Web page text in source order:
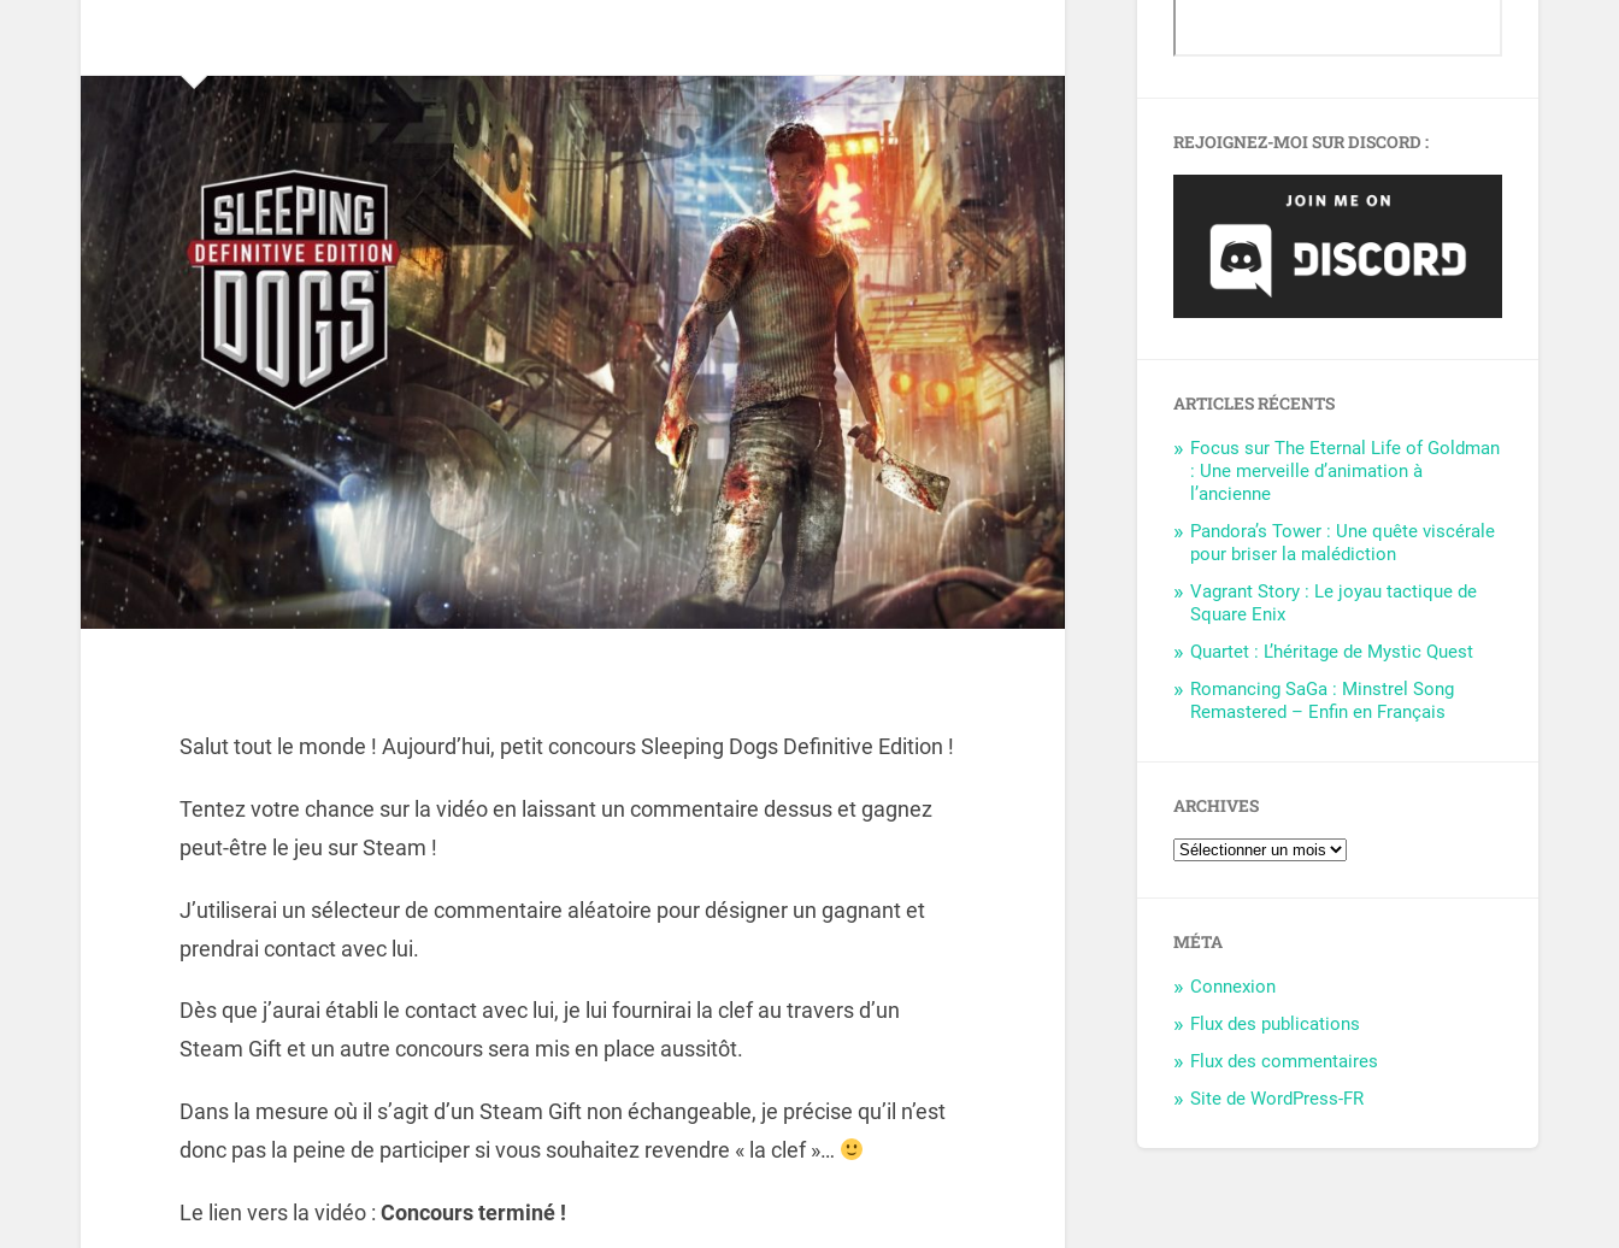
Salut tout le monde ! Aujourd’hui, petit concours Sleeping Dogs Definitive Edition !
Tentez votre chance sur la vidéo en laissant un commentaire dessus et gagnez
peut-être le jeu sur Steam !
J’utiliserai un sélecteur de commentaire aléatoire pour désigner un gagnant et
prendrai contact avec lui.
Dès que j’aurai établi le contact avec lui, je lui fournirai la clef au travers d’un
Steam Gift et un autre concours sera mis en place aussitôt.
Dans la mesure où il s’agit d’un Steam Gift non échangeable, je précise qu’il n’est
donc pas la peine de participer si vous souhaitez revendre « la clef »…
Le lien vers la vidéo : Concours terminé !
REJOIGNEZ-MOI SUR DISCORD :
ARTICLES RÉCENTS
Focus sur The Eternal Life of Goldman
: Une merveille d’animation à
l’ancienne
Pandora’s Tower : Une quête viscérale
pour briser la malédiction
Vagrant Story : Le joyau tactique de
Square Enix
Quartet : L’héritage de Mystic Quest
Romancing SaGa : Minstrel Song
Remastered – Enfin en Français
ARCHIVES
MÉTA
Connexion
Flux des publications
Flux des commentaires
Site de WordPress-FR